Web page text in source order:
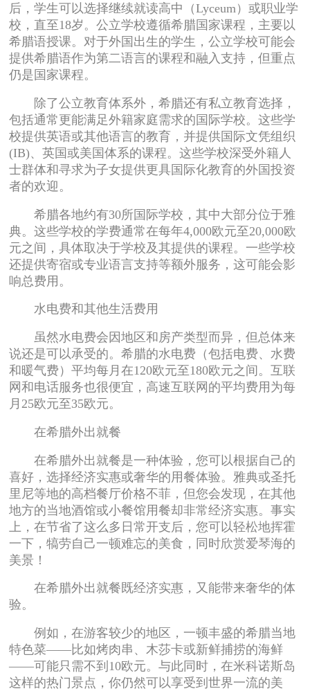
后，学生可以选择继续就读高中（Lyceum）或职业学
校，直至18岁。公立学校遵循希腊国家课程，主要以
希腊语授课。对于外国出生的学生，公立学校可能会
提供希腊语作为第二语言的课程和融入支持，但重点
仍是国家课程。
除了公立教育体系外，希腊还有私立教育选择，
包括通常更能满足外籍家庭需求的国际学校。这些学
校提供英语或其他语言的教育，并提供国际文凭组织
(IB)、英国或美国体系的课程。这些学校深受外籍人
士群体和寻求为子女提供更具国际化教育的外国投资
者的欢迎。
希腊各地约有30所国际学校，其中大部分位于雅
典。这些学校的学费通常在每年4,000欧元至20,000欧
元之间，具体取决于学校及其提供的课程。一些学校
还提供寄宿或专业语言支持等额外服务，这可能会影
响总费用。
水电费和其他生活费用
虽然水电费会因地区和房产类型而异，但总体来
说还是可以承受的。希腊的水电费（包括电费、水费
和暖气费）平均每月在120欧元至180欧元之间。互联
网和电话服务也很便宜，高速互联网的平均费用为每
月25欧元至35欧元。
在希腊外出就餐
在希腊外出就餐是一种体验，您可以根据自己的
喜好，选择经济实惠或奢华的用餐体验。雅典或圣托
里尼等地的高档餐厅价格不菲，但您会发现，在其他
地方的当地酒馆或小餐馆用餐却非常经济实惠。事实
上，在节省了这么多日常开支后，您可以轻松地挥霍
一下，犒劳自己一顿难忘的美食，同时欣赏爱琴海的
美景！
在希腊外出就餐既经济实惠，又能带来奢华的体
验。
例如，在游客较少的地区，一顿丰盛的希腊当地
特色菜——比如烤肉串、木莎卡或新鲜捕捞的海鲜
——可能只需不到10欧元。与此同时，在米科诺斯岛
这样的热门景点，你仍然可以享受到世界一流的美